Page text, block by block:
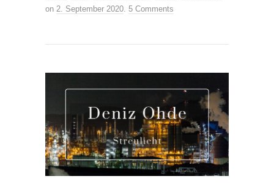
on 2. September 2020 5 Comments